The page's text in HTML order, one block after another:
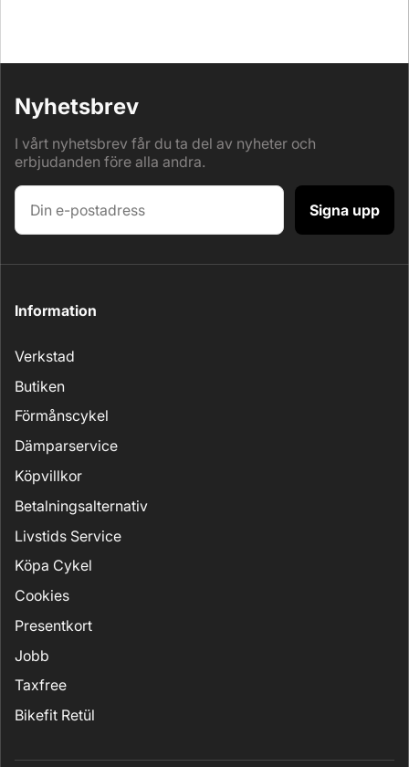
Nyhetsbrev
I vårt nyhetsbrev får du ta del av nyheter och
erbjudanden före alla andra.
Signa upp
Information
Verkstad
Butiken
Förmånscykel
Dämparservice
Köpvillkor
Betalningsalternativ
Livstids Service
Köpa Cykel
Cookies
Presentkort
Jobb
Taxfree
Bikefit Retül